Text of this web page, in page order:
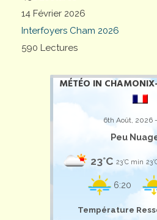
14 Février 2026
Interfoyers Cham 2026
590 Lectures
MÉTÉO IN
6th Août, 2026
Peu
23°C 23°C min
6:20
Température